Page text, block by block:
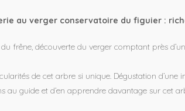
au verger conservatoire du figuier :
frêne, découverte du verger comptant près
de cet arbre si unique. Dégustation d’une
au guide et d’en apprendre davantage sur cet